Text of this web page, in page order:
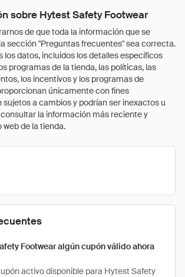
sobre Hytest Safety Footwear
de que toda la información que se
sección "Preguntas frecuentes" sea correcta.
los datos, incluidos los detalles específicos
programas de la tienda, las políticas, las
los incentivos y los programas de
únicamente con fines
a cambios y podrían ser inexactos u
la información más reciente y
web de la tienda.
Footwear algún cupón válido ahora
activo disponible para Hytest Safety